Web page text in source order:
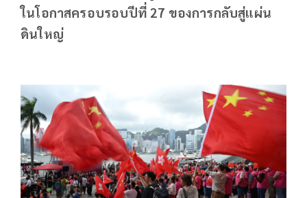
ในโอกาสครอบรอบปีที่ 27 ของการกลับสู่แผ่น
ดินใหญ่